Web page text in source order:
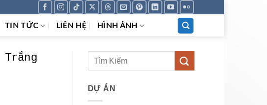
TIN TỨC LIÊN HỆ HÌNH ẢNH
DỰ ÁN